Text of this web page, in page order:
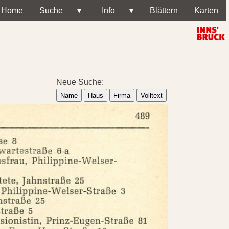
Home Suche ▾ Info ▾ Blättern Karten
Neue Suche:
Name Haus Firma Volltext